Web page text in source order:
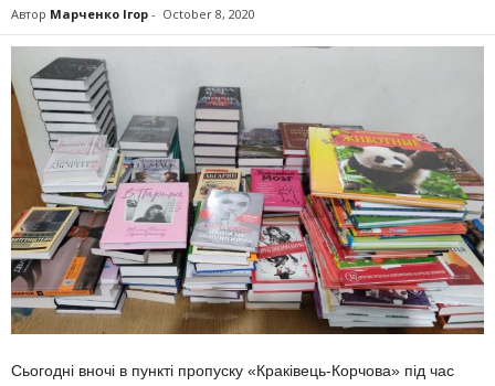
Автор Марченко Ігор - October 8, 2020
Сьогодні вночі в пункті пропуску «Краківець-Корчова» під час